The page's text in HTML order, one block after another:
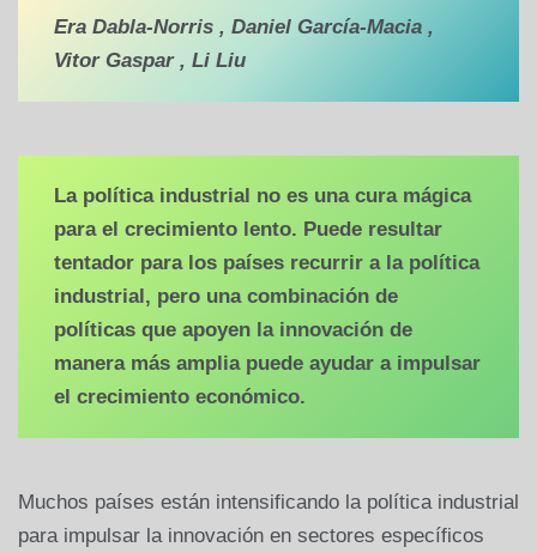
Era Dabla-Norris , Daniel García-Macia ,
Vitor Gaspar , Li Liu
La política industrial no es una cura mágica
para el crecimiento lento. Puede resultar
tentador para los países recurrir a la política
industrial, pero una combinación de
políticas que apoyen la innovación de
manera más amplia puede ayudar a impulsar
el crecimiento económico.
Muchos países están intensificando la política industrial
para impulsar la innovación en sectores específicos